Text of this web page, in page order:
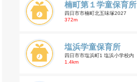
楠町第１学童保育所
四日市市楠町北五味塚2027
372m
塩浜学童保育所
四日市市塩浜町1 塩浜小学校内
1.4km